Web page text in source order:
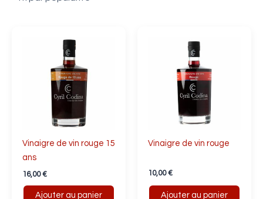
Vinaigre de vin rouge 15
ans
16,00€
Ajouter au panier
Vinaigre de vin rouge
10,00€
Ajouter au panier